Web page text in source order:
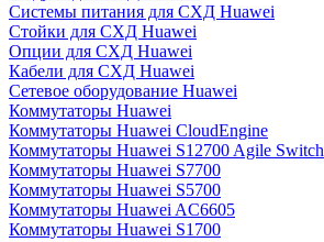
Системы питания для СХД Huawei
Стойки для СХД Huawei
Опции для СХД Huawei
Кабели для СХД Huawei
Сетевое оборудование Huawei
Коммутаторы Huawei
Коммутаторы Huawei CloudEngine
Коммутаторы Huawei S12700 Agile Switch
Коммутаторы Huawei S7700
Коммутаторы Huawei S5700
Коммутаторы Huawei AC6605
Коммутаторы Huawei S1700